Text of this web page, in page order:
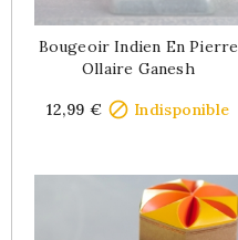
Bougeoir Indien En Pierre
Ollaire Ganesh
12,99 €  Indisponible